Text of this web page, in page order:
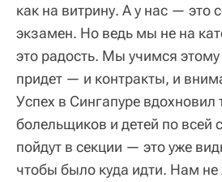
как на витрину. А у нас — это
экзамен. Но ведь мы не на
это радость. Мы учимся
придет — и контракты, и
Успех в Сингапуре вдохновил
болельщиков и детей по всей
пойдут в секции — это уже
чтобы было куда идти. Нам не